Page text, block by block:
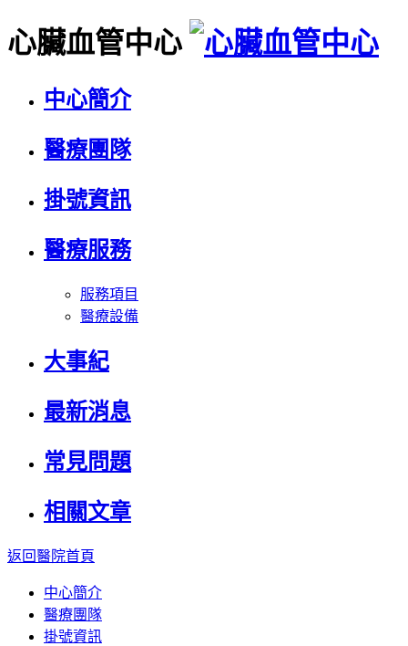
心臟血管中心
中心簡介
醫療團隊
掛號資訊
醫療服務
服務項目
醫療設備
大事紀
最新消息
常見問題
相關文章
返回醫院首頁
中心簡介
醫療團隊
掛號資訊